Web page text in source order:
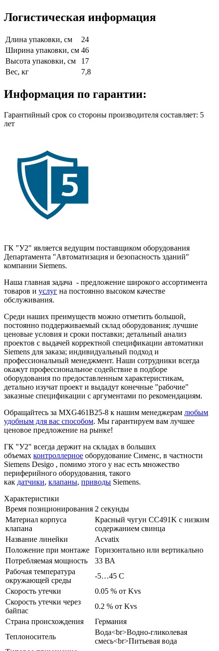
Логистическая информация
Длина упаковки, см
24
Ширина упаковки, см 46
Высота упаковки, см
17
Вес, кг
7,8
Информация по гарантии:
Гарантийный срок со стороны производителя составляет: 5
лет
ГК "У2" является ведущим поставщиком оборудования
Департамента "Автоматизация и безопасность зданий"
компании Siemens.
Наша главная задача - предложение широкого ассортимента
товаров и услуг на постоянно высоком качестве
обслуживания.
Среди наших преимуществ можно отметить большой,
постоянно поддерживаемый склад оборудования; лучшие
ценовые условия и сроки поставки; детальный анализ
проектов с выдачей корректной спецификации автоматики
Siemens для заказа; индивидуальный подход и
профессиональный менеджмент. Наши сотрудники всегда
окажут профессиональное содействие в подборе
оборудования по предоставленным характеристикам,
детально изучат проект и выдадут конечные "рабочие"
заказные спецификации с аргументами по рекомендациям.
Обращайтесь за MXG461B25-8 к нашим менеджерам любым
удобным для вас способом. Мы гарантируем вам лучшее
ценовое предложение на рынке!
ГК "У2" всегда держит на складах в больших
объемах контроллерное оборудование Сименс, в частности
Siemens Desigo , помимо этого у нас есть множество
периферийного оборудования, такого
как датчики, клапаны, приводы Siemens.
Характеристики
Время позиционирования 2 секунды
Материал корпуса
клапана
Красный чугун CC491K с низким
содержанием свинца
Название линейки
Acvatix
Положение при монтаже
Горизонтально или вертикально
Потребляемая мощность
33 ВА
Рабочая температура
окружающей среды
-5…45 C
Скорость утечки
0.05 % от Kvs
Скорость утечки через
байпас
0.2 % от Kvs
Страна происхождения
Германия
Теплоноситель
Вода<br>Водно-гликолевая
смесь<br>Питьевая вода